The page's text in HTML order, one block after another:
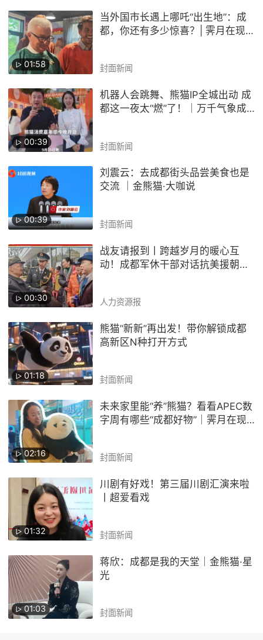
01:58
当外国市长遇上哪吒“出生地”：成
都，你还有多少惊喜？| 霁月在现
封面新闻
00:39
机器人会跳舞、熊猫IP全城出动 成
都这一夜太“燃”了！｜万千气象成
封面新闻
00:39
刘震云：去成都街头品尝美食也是
交流 ｜金熊猫·大咖说
封面新闻
00:30
战友请报到丨跨越岁月的暖心互
动！成都军休干部对话抗美援朝老
人力资源报
01:18
熊猫“新新”再出发！带你解锁成都
高新区N种打开方式
封面新闻
02:16
未来家里能“养”熊猫？看看APEC数
字周有哪些“成都好物”｜霁月在现
封面新闻
01:32
川剧有好戏！第三届川剧汇演来啦
丨超爱看戏
封面新闻
01:03
蒋欣：成都是我的天堂｜金熊猫·星
光
封面新闻